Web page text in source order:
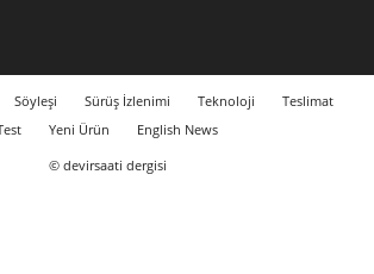
Söyleşi Sürüş İzlenimi Teknoloji
Teslimat
Yeni Ürün
English News
© devirsaati dergisi